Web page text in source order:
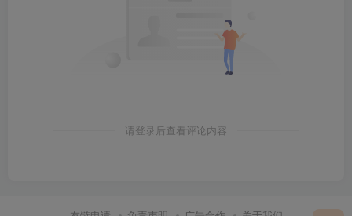
请登录后查看评论内容